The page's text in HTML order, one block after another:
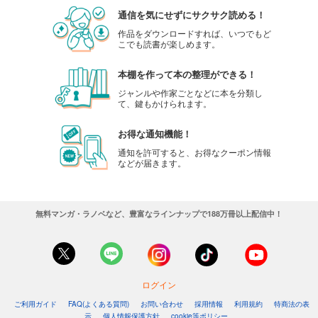
通信を気にせずにサクサク読める！
作品をダウンロードすれば、いつでもど
こでも読書が楽しめます。
本棚を作って本の整理ができる！
ジャンルや作家ごとなどに本を分類し
て、鍵もかけられます。
お得な通知機能！
通知を許可すると、お得なクーポン情報
などが届きます。
無料マンガ・ラノベなど、豊富なラインナップで188万冊以上配信中！
ログイン
ご利用ガイド FAQ(よくある質問) お問い合わせ 採用情報 利用規約
特商法の表